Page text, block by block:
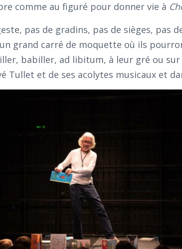
comme au figuré pour donner vie à
pas de gradins, pas de sièges, pas
grand carré de moquette où ils
babiller, ad libitum, à leur gré ou
Tullet et de ses acolytes musicaux et